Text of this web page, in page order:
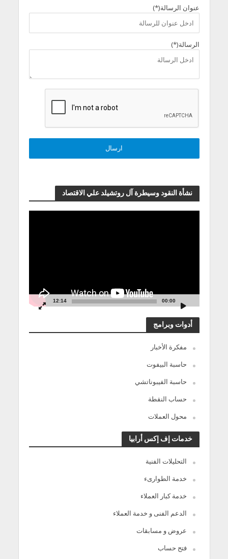
عنوان الرسالة(*)
الرسالة(*)
نشأة النقود وسيطرة آل روتشيلد علي الاقتصاد
00:00
12:14
أدوات وبرامج
مفكرة الأخبار
حاسبة البيفوت
حاسبة الفيبوناتشي
حساب النقطة
محول العملات
خدمات إف إكس أرابيا
التحليلات الفنية
خدمة الطوارىء
خدمة كبار العملاء
الدعم الفنى و خدمة العملاء
عروض و مسابقات
فتح حساب